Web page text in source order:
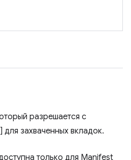
разрешается с
захваченных вкладок.
только для Manifest